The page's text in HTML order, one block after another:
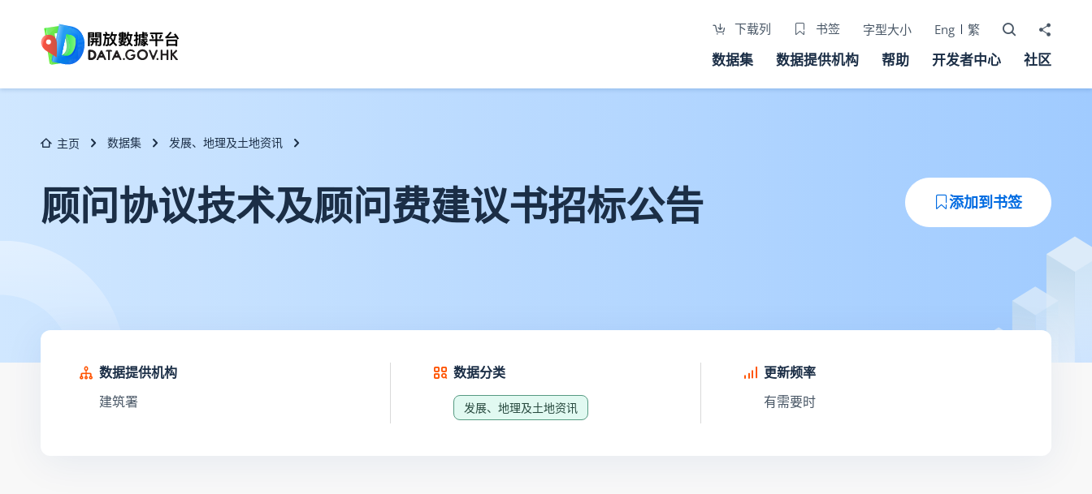
下载列 书签 字型大小 Eng 繁 打开搜寻器
分享至
数据集 数据提供机构 帮助 开发者中心 社区
主页 数据集 发展、地理及土地资讯
顾问协议技术及顾问费建议书招标公告 添加到书签
数据提供机构
建筑署
数据分类
发展、地理及土地资讯
更新频率
有需要时